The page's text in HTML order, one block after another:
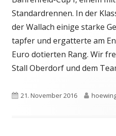
Standardrennen. In der
der Wallach einige starke
tapfer und ergatterte am
Euro dotierten Rang. Wir
Stall Oberdorf und dem
Veröffentlicht
21. November 2016 Autor